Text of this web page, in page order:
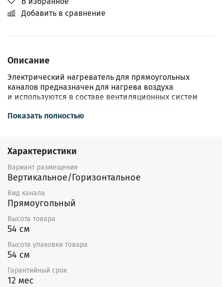
Добавить в сравнение
Описание
Электрический нагреватель для прямоугольных
каналов предназначен для нагрева воздуха
и используются в составе вентиляционных систем
типоразмера.
Корпус воздухонагревателя выполнен
из оцинкованной листовой стали, а нагревательный
элемент — из нержавеющей стали.
Воздухонагреватель оснащен двухступенчатой
защитой от перегрева. Воздухонагреватель
не оснащен встроенным регулятором температуры
регулятором температуры ТС.
Минимальный расход воздуха соответствует
минимальной скорости потока 1,5 м/с. Канальный
воздухонагреватель обеспечивает максимальную
температуру воздуха на выходе +50 °С.
Показать полностью
Характеристики
Вариант размещения
Вертикальное/Горизонтальное
Вид канала
Прямоугольный
Высота товара
54 см
Высота упаковки товара
54 см
Гарантийный срок
12 мес